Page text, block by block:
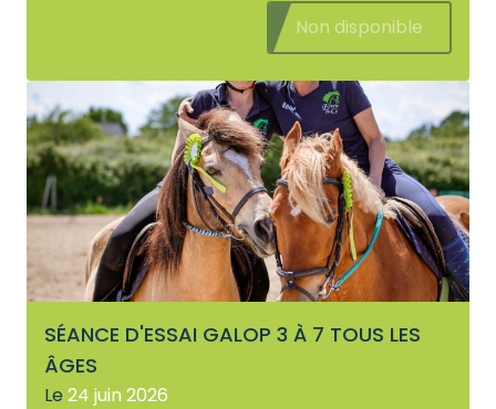
Non disponible
SÉANCE D'ESSAI GALOP 3 À 7 TOUS LES
ÂGES
Le 24 juin 2026